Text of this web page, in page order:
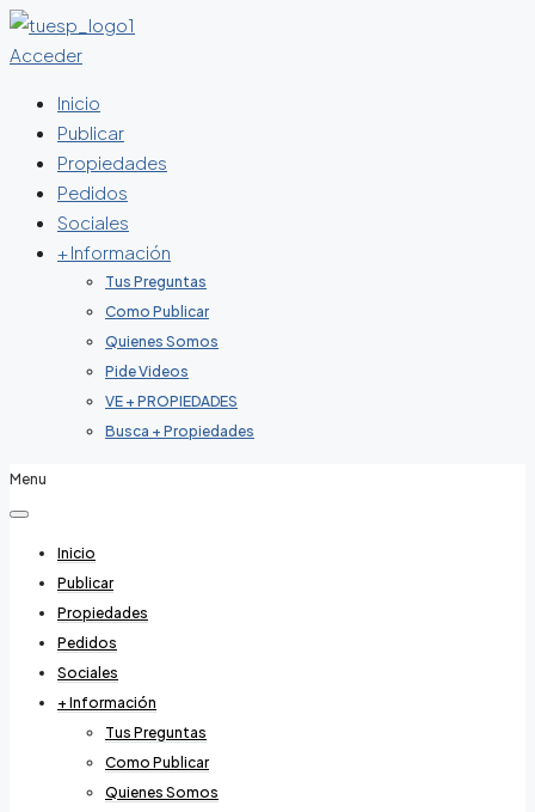
Acceder
Inicio
Publicar
Propiedades
Pedidos
Sociales
+ Información
Tus Preguntas
Como Publicar
Quienes Somos
Pide Videos
VE + PROPIEDADES
Busca + Propiedades
Menu
Inicio
Publicar
Propiedades
Pedidos
Sociales
+ Información
Tus Preguntas
Como Publicar
Quienes Somos